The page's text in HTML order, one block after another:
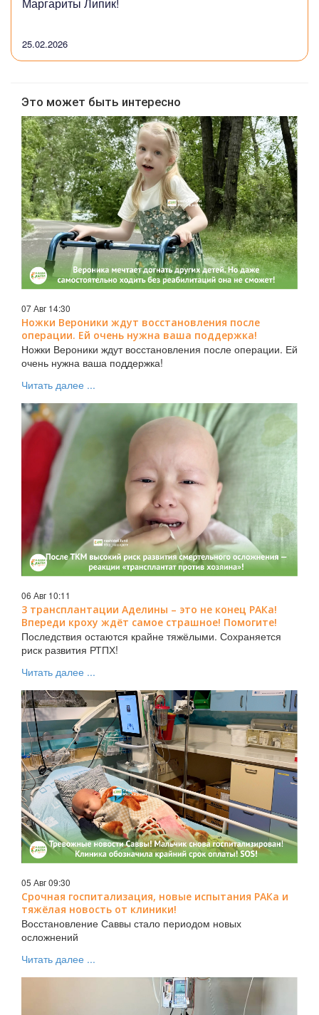
Маргариты Липик!
25.02.2026
Это может быть интересно
07 Авг 14:30
Ножки Вероники ждут восстановления после
операции. Ей очень нужна ваша поддержка!
Ножки Вероники ждут восстановления после операции. Ей
очень нужна ваша поддержка!
Читать далее ...
06 Авг 10:11
3 трансплантации Аделины – это не конец РАКа!
Впереди кроху ждёт самое страшное! Помогите!
Последствия остаются крайне тяжёлыми. Сохраняется
риск развития РТПХ!
Читать далее ...
05 Авг 09:30
Срочная госпитализация, новые испытания РАКа и
тяжёлая новость от клиники!
Восстановление Саввы стало периодом новых
осложнений
Читать далее ...